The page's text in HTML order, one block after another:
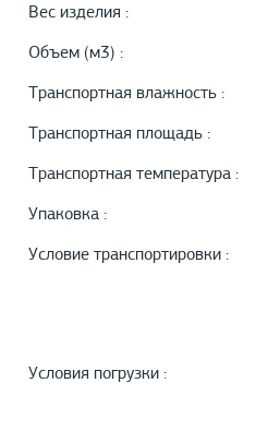
Вес изделия :
Объем (м3) :
Транспортная влажность :
Транспортная площадь :
Транспортная температура :
Упаковка :
Условие транспортировки :
Условия погрузки :